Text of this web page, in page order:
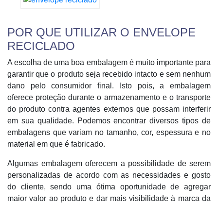
POR QUE UTILIZAR O ENVELOPE
RECICLADO
A escolha de uma boa embalagem é muito importante para
garantir que o produto seja recebido intacto e sem nenhum
dano pelo consumidor final. Isto pois, a embalagem
oferece proteção durante o armazenamento e o transporte
do produto contra agentes externos que possam interferir
em sua qualidade. Podemos encontrar diversos tipos de
embalagens que variam no tamanho, cor, espessura e no
material em que é fabricado.
Algumas embalagem oferecem a possibilidade de serem
personalizadas de acordo com as necessidades e gosto
do cliente, sendo uma ótima oportunidade de agregar
maior valor ao produto e dar mais visibilidade à marca da